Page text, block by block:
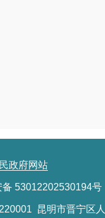
政府网站
53012202530194号
昆明市晋宁区